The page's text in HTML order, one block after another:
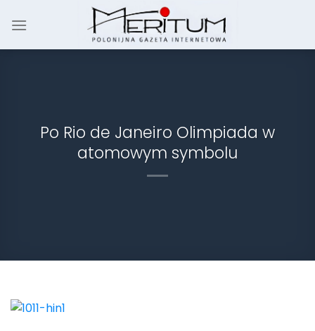
Po Rio de Janeiro Olimpiada w
atomowym symbolu